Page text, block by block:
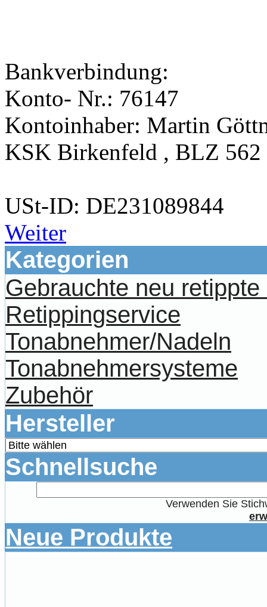
Bankverbindung:
Konto- Nr.: 76147
Kontoinhaber: Martin
KSK Birkenfeld , BLZ 562
USt-ID: DE231089844
Weiter
Kategorien
Gebrauchte neu
Retippingservice
Tonabnehmer/Nadeln
Tonabnehmersysteme
Zubehör
Hersteller
Schnellsuche
Verwenden Sie
Neue Produkte